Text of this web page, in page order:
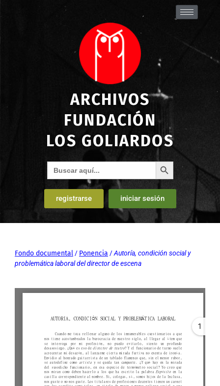
ARCHIVOS
FUNDACIÓN
LOS GOLIARDOS
Buscar: Botón de búsqueda
registrarse iniciar sesión
Fondo documental/ Ponencia /Autoría, condición social y
problemática laboral del director de escena
1
Error: Cannot access file!